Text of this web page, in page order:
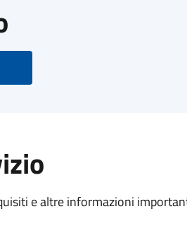
e altre informazioni